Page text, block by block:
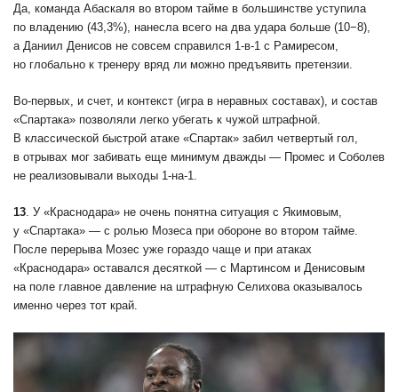
Да, команда Абаскаля во втором тайме в большинстве уступила
по владению (43,3%), нанесла всего на два удара больше (10−8),
а Даниил Денисов не совсем справился 1-в-1 с Рамиресом,
но глобально к тренеру вряд ли можно предъявить претензии.
Во-первых, и счет, и контекст (игра в неравных составах), и состав
«Спартака» позволяли легко убегать к чужой штрафной.
В классической быстрой атаке «Спартак» забил четвертый гол,
в отрывах мог забивать еще минимум дважды — Промес и Соболев
не реализовывали выходы 1-на-1.
13 . У «Краснодара» не очень понятна ситуация с Якимовым,
у «Спартака» — с ролью Мозеса при обороне во втором тайме.
После перерыва Мозес уже гораздо чаще и при атаках
«Краснодара» оставался десяткой — с Мартинсом и Денисовым
на поле главное давление на штрафную Селихова оказывалось
именно через тот край.